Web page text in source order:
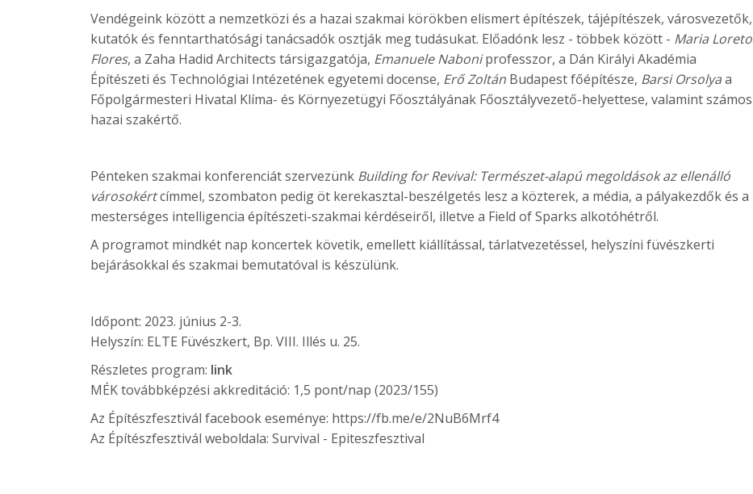
Vendégeink között a nemzetközi és a hazai szakmai körökben elismert építészek, tájépítészek, városvezetők,
kutatók és fenntarthatósági tanácsadók osztják meg tudásukat. Előadónk lesz - többek között - Maria Loreto
Flores, a Zaha Hadid Architects társigazgatója, Emanuele Naboniprofesszor, a Dán Királyi Akadémia
Építészeti és Technológiai Intézetének egyetemi docense, Erő Zoltán Budapest főépítésze, Barsi Orsolyaa
Főpolgármesteri Hivatal Klíma- és Környezetügyi Főosztályának Főosztályvezető-helyettese, valamint számos
hazai szakértő.
Pénteken szakmai konferenciát szervezünk Building for Revival: Természet-alapú megoldások az ellenálló
városokértcímmel, szombaton pedig öt kerekasztal-beszélgetés lesz a közterek, a média, a pályakezdők és a
mesterséges intelligencia építészeti-szakmai kérdéseiről, illetve a Field of Sparks alkotóhétről.
A programot mindkét nap koncertek követik, emellett kiállítással, tárlatvezetéssel, helyszíni füvészkerti
bejárásokkal és szakmai bemutatóval is készülünk.
Időpont: 2023. június 2-3.
Helyszín: ELTE Füvészkert, Bp. VIII. Illés u. 25.
Részletes program: link
MÉK továbbképzési akkreditáció: 1,5 pont/nap (2023/155)
Az Építészfesztivál facebook eseménye: https://fb.me/e/2NuB6Mrf4
Az Építészfesztivál weboldala: Survival - Epiteszfesztival